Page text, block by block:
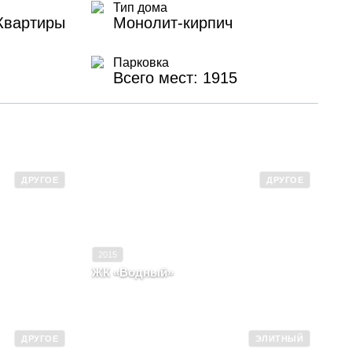
Тип дома
Монолит-кирпич
Парковка
Всего мест: 1915
ДРУГОЕ ДРУГОЕ
2015
ЖК «Водный»
ДРУГОЕ ЭЛИТНЫЙ